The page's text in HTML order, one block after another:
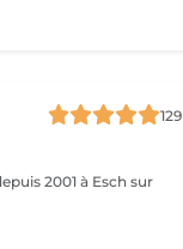
129